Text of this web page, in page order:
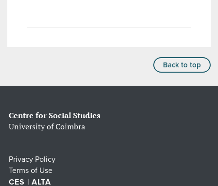
Back to top
Centre for Social Studies
University of Coimbra
Privacy Policy
Terms of Use
CES | ALTA